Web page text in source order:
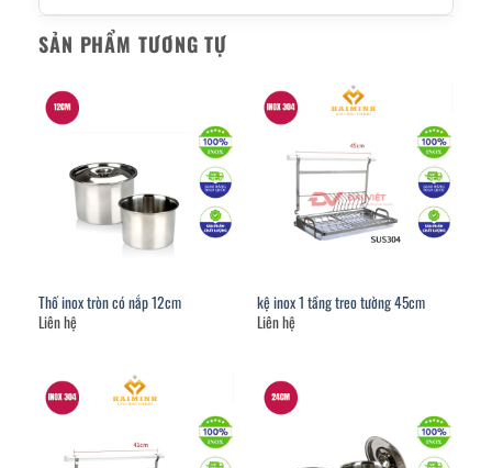
SẢN PHẨM TƯƠNG TỰ
Thố inox tròn có nắp 12cm
Liên hệ
kệ inox 1 tầng treo tường 45cm
Liên hệ